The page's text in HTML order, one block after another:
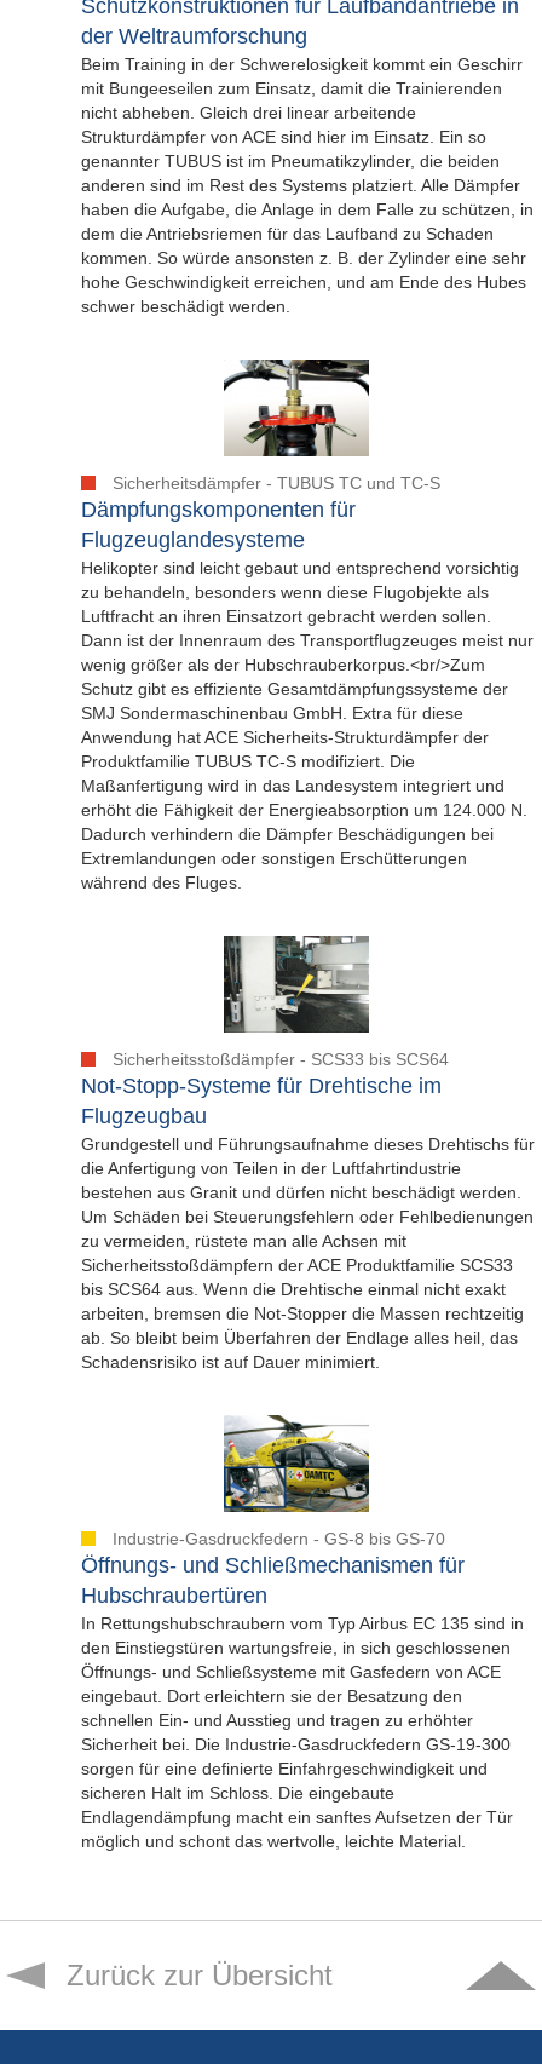
Schutzkonstruktionen für Laufbandantriebe in
der Weltraumforschung
Beim Training in der Schwerelosigkeit kommt ein Geschirr
mit Bungeeseilen zum Einsatz, damit die Trainierenden
nicht abheben. Gleich drei linear arbeitende
Strukturdämpfer von ACE sind hier im Einsatz. Ein so
genannter TUBUS ist im Pneumatikzylinder, die beiden
anderen sind im Rest des Systems platziert. Alle Dämpfer
haben die Aufgabe, die Anlage in dem Falle zu schützen, in
dem die Antriebsriemen für das Laufband zu Schaden
kommen. So würde ansonsten z. B. der Zylinder eine sehr
hohe Geschwindigkeit erreichen, und am Ende des Hubes
schwer beschädigt werden.
Sicherheitsdämpfer - TUBUS TC und TC-S
Dämpfungskomponenten für
Flugzeuglandesysteme
Helikopter sind leicht gebaut und entsprechend vorsichtig
zu behandeln, besonders wenn diese Flugobjekte als
Luftfracht an ihren Einsatzort gebracht werden sollen.
Dann ist der Innenraum des Transportflugzeuges meist nur
wenig größer als der Hubschrauberkorpus.<br/>Zum
Schutz gibt es effiziente Gesamtdämpfungssysteme der
SMJ Sondermaschinenbau GmbH. Extra für diese
Anwendung hat ACE Sicherheits-Strukturdämpfer der
Produktfamilie TUBUS TC-S modifiziert. Die
Maßanfertigung wird in das Landesystem integriert und
erhöht die Fähigkeit der Energieabsorption um 124.000 N.
Dadurch verhindern die Dämpfer Beschädigungen bei
Extremlandungen oder sonstigen Erschütterungen
während des Fluges.
Sicherheitsstoßdämpfer - SCS33 bis SCS64
Not-Stopp-Systeme für Drehtische im
Flugzeugbau
Grundgestell und Führungsaufnahme dieses Drehtischs für
die Anfertigung von Teilen in der Luftfahrtindustrie
bestehen aus Granit und dürfen nicht beschädigt werden.
Um Schäden bei Steuerungsfehlern oder Fehlbedienungen
zu vermeiden, rüstete man alle Achsen mit
Sicherheitsstoßdämpfern der ACE Produktfamilie SCS33
bis SCS64 aus. Wenn die Drehtische einmal nicht exakt
arbeiten, bremsen die Not-Stopper die Massen rechtzeitig
ab. So bleibt beim Überfahren der Endlage alles heil, das
Schadensrisiko ist auf Dauer minimiert.
Industrie-Gasdruckfedern - GS-8 bis GS-70
Öffnungs- und Schließmechanismen für
Hubschraubertüren
In Rettungshubschraubern vom Typ Airbus EC 135 sind in
den Einstiegstüren wartungsfreie, in sich geschlossenen
Öffnungs- und Schließsysteme mit Gasfedern von ACE
eingebaut. Dort erleichtern sie der Besatzung den
schnellen Ein- und Ausstieg und tragen zu erhöhter
Sicherheit bei. Die Industrie-Gasdruckfedern GS-19-300
sorgen für eine definierte Einfahrgeschwindigkeit und
sicheren Halt im Schloss. Die eingebaute
Endlagendämpfung macht ein sanftes Aufsetzen der Tür
möglich und schont das wertvolle, leichte Material.
Zurück zur Übersicht